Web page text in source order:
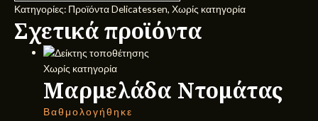
Κατηγορίες: Προϊόντα Delicatessen, Χωρίς κατηγορία
Σχετικά προϊόντα
Χωρίς κατηγορία
Μαρμελάδα Ντομάτας
Βαθμολογήθηκε